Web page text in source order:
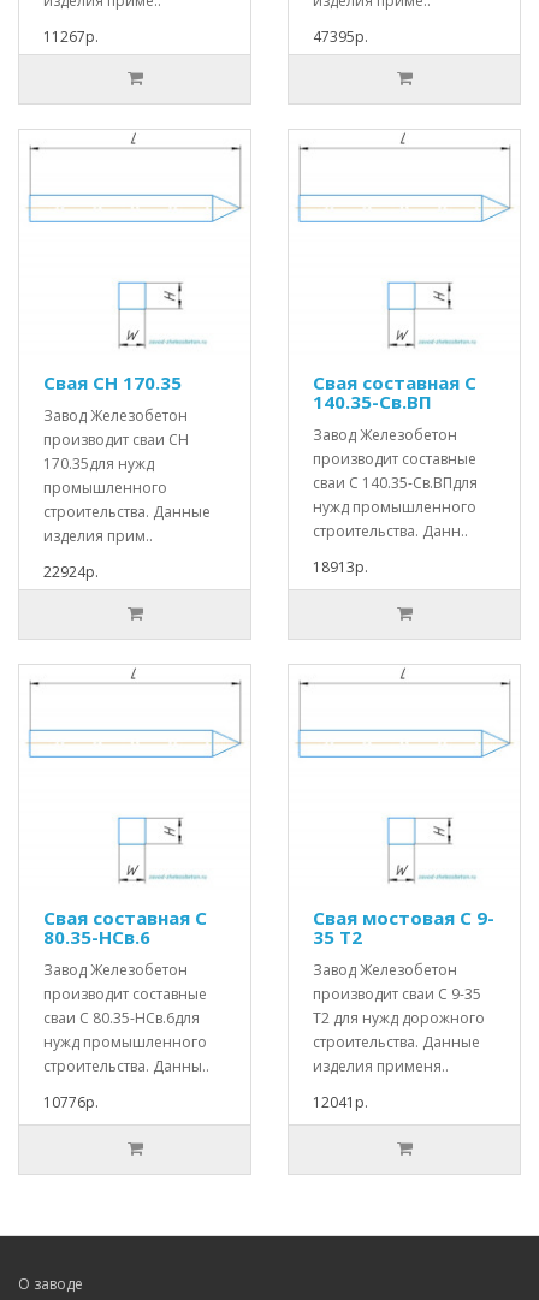
11267р.
47395р.
Свая СН 170.35
Завод Железобетон
производит сваи СН
170.35для нужд
промышленного
строительства. Данные
изделия прим..
22924р.
Свая составная С
140.35-Св.ВП
Завод Железобетон
производит составные
сваи С 140.35-Св.ВПдля
нужд промышленного
строительства. Данн..
18913р.
Свая составная С
80.35-НСв.6
Завод Железобетон
производит составные
сваи С 80.35-НСв.6для
нужд промышленного
строительства. Данны..
10776р.
Свая мостовая С 9-
35 Т2
Завод Железобетон
производит сваи С 9-35
Т2 для нужд дорожного
строительства. Данные
изделия применя..
12041р.
О заводе